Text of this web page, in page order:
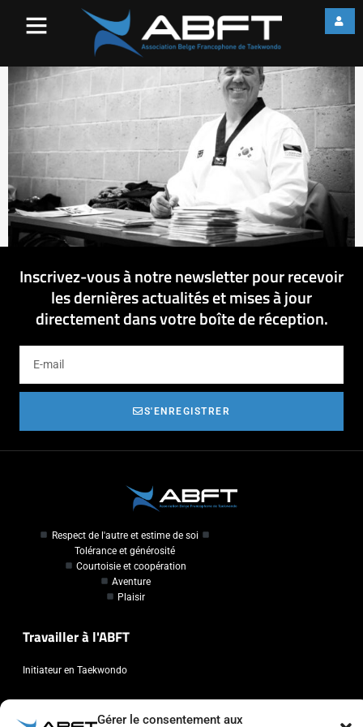
Gérer le consentement aux
Inscrivez-vous à notre newsletter pour recevoir
les dernières actualités et mises à jour
directement dans votre boîte de réception.
S'ENREGISTRER
Respect de l'autre et estime de soi
Tolérance et générosité
Courtoisie et coopération
Aventure
Plaisir
Travailler à l'ABFT
Initiateur en Taekwondo